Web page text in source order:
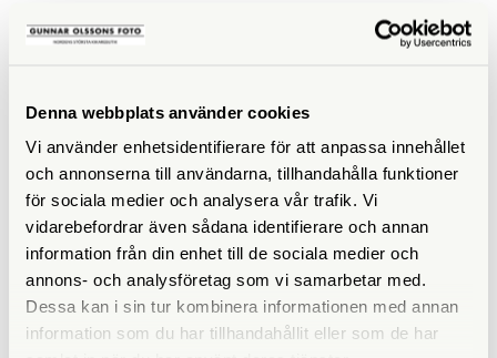
Denna webbplats använder cookies
Vi använder enhetsidentifierare för att anpassa innehållet
och annonserna till användarna, tillhandahålla funktioner
för sociala medier och analysera vår trafik. Vi
vidarebefordrar även sådana identifierare och annan
information från din enhet till de sociala medier och
annons- och analysföretag som vi samarbetar med.
Dessa kan i sin tur kombinera informationen med annan
information som du har tillhandahållit eller som de har
ANDRA KÖPTE ÄVEN
Nanlite Nanlite